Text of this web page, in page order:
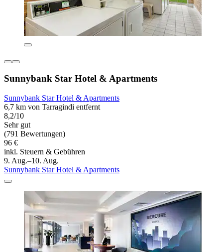
Sunnybank Star Hotel & Apartments
Sunnybank Star Hotel & Apartments
6,7 km von Tarragindi entfernt
8,2/10
Sehr gut
(791 Bewertungen)
96 €
inkl. Steuern & Gebühren
9. Aug.–10. Aug.
Sunnybank Star Hotel & Apartments